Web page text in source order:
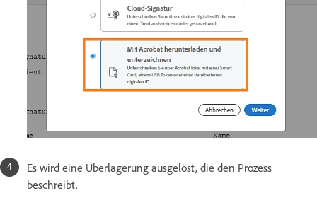
Es wird eine Überlagerung ausgelöst, die den Prozess
beschreibt.